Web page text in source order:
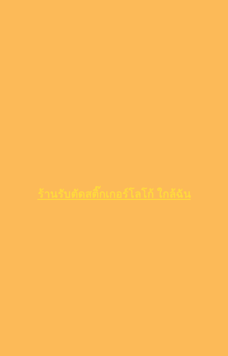
ร้านรับตัดสติ๊กเกอร์โลโก้ ใกล้ฉัน